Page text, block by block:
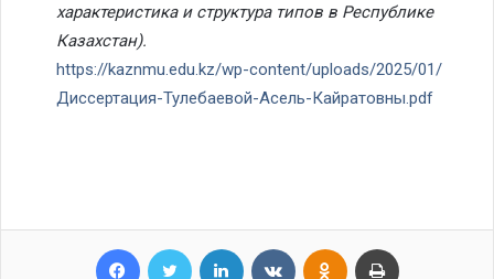
характеристика и структура типов в Республике
Казахстан).
https://kaznmu.edu.kz/wp-content/uploads/2025/01/
Диссертация-Тулебаевой-Асель-Кайратовны.pdf
Facebook Twitter LinkedIn VKontakteOdnoklassniki